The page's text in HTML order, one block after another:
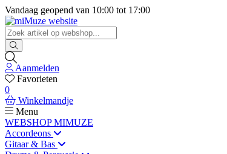
Vandaag geopend van 10:00 tot 17:00
Aanmelden
Favorieten
0
Winkelmandje
Menu
WEBSHOP MIMUZE
Accordeons
Gitaar & Bas